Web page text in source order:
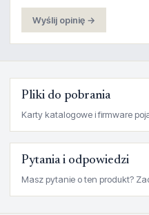
Wyślij opinię →
Pliki do pobrania
Karty katalogowe i firmware
Pytania i odpowiedzi
Masz pytanie o ten produkt?